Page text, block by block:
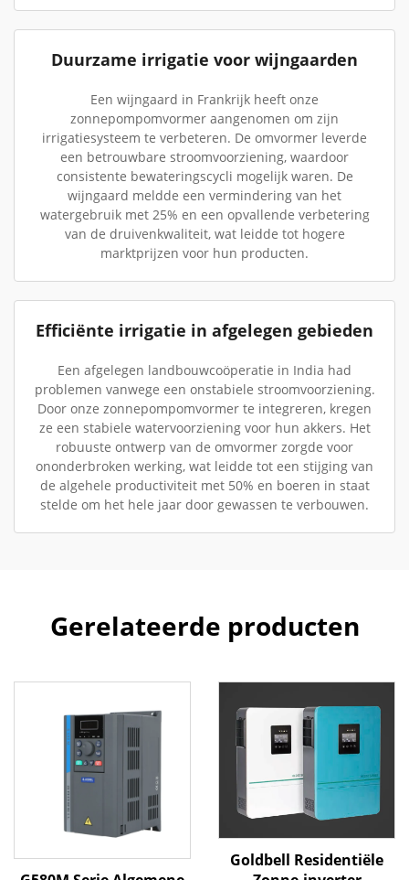
Duurzame irrigatie voor wijngaarden
Een wijngaard in Frankrijk heeft onze
zonnepompomvormer aangenomen om zijn
irrigatiesysteem te verbeteren. De omvormer leverde
een betrouwbare stroomvoorziening, waardoor
consistente bewateringscycli mogelijk waren. De
wijngaard meldde een vermindering van het
watergebruik met 25% en een opvallende verbetering
van de druivenkwaliteit, wat leidde tot hogere
marktprijzen voor hun producten.
Efficiënte irrigatie in afgelegen gebieden
Een afgelegen landbouwcoöperatie in India had
problemen vanwege een onstabiele stroomvoorziening.
Door onze zonnepompomvormer te integreren, kregen
ze een stabiele watervoorziening voor hun akkers. Het
robuuste ontwerp van de omvormer zorgde voor
ononderbroken werking, wat leidde tot een stijging van
de algehele productiviteit met 50% en boeren in staat
stelde om het hele jaar door gewassen te verbouwen.
Gerelateerde producten
Goldbell Residentiële